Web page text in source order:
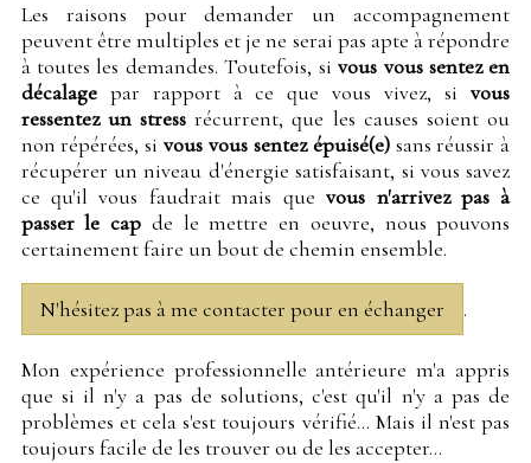
Les raisons pour demander un accompagnement
peuvent être multiples et je ne serai pas apte à répondre
à toutes les demandes. Toutefois, sivous vous sentez en
décalagepar rapport à ce que vous vivez, sivous
ressentez un stress récurrent, que les causes soient ou
non répérées, sivous vous sentez épuisé(e)sans réussir à
récupérer un niveau d'énergie satisfaisant, si vous savez
ce qu'il vous faudrait mais quevous n'arrivez pas à
passer le cap de le mettre en oeuvre, nous pouvons
certainement faire un bout de chemin ensemble.
N'hésitez pas à me contacter pour en échanger .
Mon expérience professionnelle antérieure m'a appris
que si il n'y a pas de solutions, c'est qu'il n'y a pas de
problèmes et cela s'est toujours vérifié... Mais il n'est pas
toujours facile de les trouver ou de les accepter...